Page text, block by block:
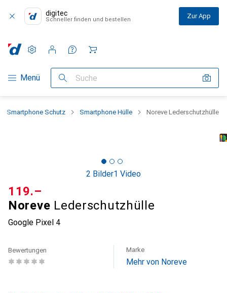
digitec
Schneller finden und bestellen Zur App
Navigation nach Kategorien
Menü Suche
Einstellungen
Kundenkonto
Vergleichslisten
Merklisten
Warenkorb
Smartphone Schutz Smartphone Hülle Noreve Lederschutzhülle
2 Bilder1 Video
Noreve Lederschutzhülle
Google Pixel 4
CHF
119.–
Bewertungen Marke
Mehr von Noreve